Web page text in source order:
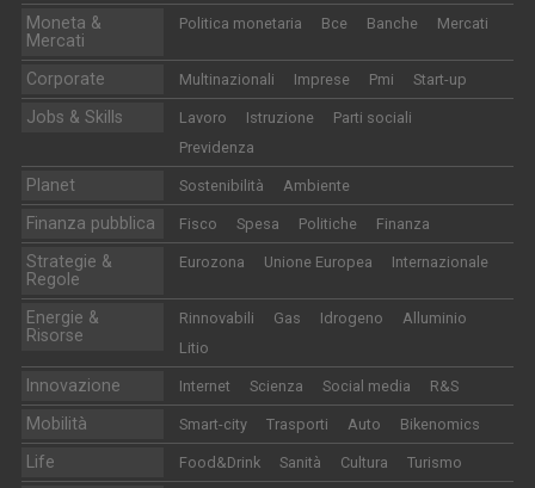
Moneta &
Mercati
Politica monetaria Bce Banche Mercati
Corporate Multinazionali Imprese Pmi Start-up
Jobs & Skills Lavoro Istruzione
Parti sociali
Previdenza
Planet Sostenibilità Ambiente
Finanza pubblica Fisco Spesa Politiche Finanza
Strategie &
Regole
Eurozona Unione Europea Internazionale
Energie &
Risorse
Rinnovabili Gas Idrogeno
Alluminio
Litio
Innovazione Internet Scienza Social media R&S
Mobilità Smart-city Trasporti Auto Bikenomics
Life Food&Drink Sanità Cultura Turismo